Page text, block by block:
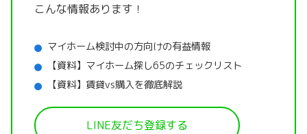
こんな情報あります！
マイホーム検討中の方向けの有益情報
【資料】マイホーム探し65のチェックリスト
【資料】賃貸vs購入を徹底解説
LINE友だち登録する